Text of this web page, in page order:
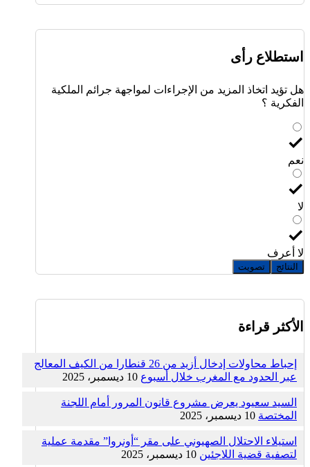
استطلاع رأى
هل تؤيد اتخاذ المزيد من الإجراءات لمواجهة جرائم الملكية
الفكرية ؟
نعم
لا
لا أعرف
النتائج تصويت
الأكثر قراءة
إحباط محاولات إدخال أزيد من 26 قنطارا من الكيف المعالج
عبر الحدود مع المغرب خلال أسبوع 10 ديسمبر، 2025
السيد سعيود يعرض مشروع قانون المرور أمام اللجنة
المختصة 10 ديسمبر، 2025
استيلاء الاحتلال الصهيوني على مقر “أونروا” مقدمة عملية
لتصفية قضية اللاجئين 10 ديسمبر، 2025